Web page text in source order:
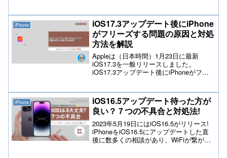
最も危険な状況を作り出しているので、
iPhone本体が熱くなる原因と対処法を知
っておいて下さい。
iPhone
iOS17.3アップデート後にiPhone
がフリーズする問題の原因と対処
方法を解説
Appleは（日本時間）1月23日に最新
iOS17.3を一般リリースしました。
iOS17.3アップデート後にiPhoneがフリ
原因と対処方法を元Appleスペシャリスト
が解説しておりますので参考にして下さ
い。
iPhone
iOS16.5アップデート待った方が
良い？７つの不具合と対処法!
2023年5月19日にはiOS16.5がリリース!
iPhoneをiOS16.5にアップデートした直
後に数多くの相談があり、WiFiが繋がら